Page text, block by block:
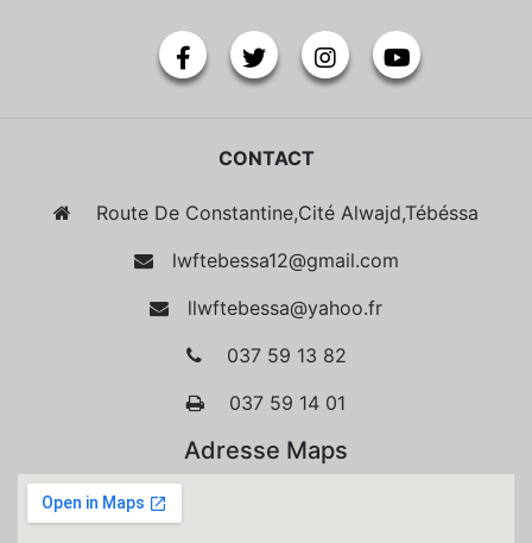
CONTACT
Route De Constantine,Cité Alwajd,Tébéssa
lwftebessa12@gmail.com
llwftebessa@yahoo.fr
037 59 13 82
037 59 14 01
Adresse Maps